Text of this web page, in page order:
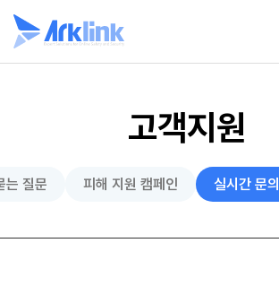
고객지원
는 질문 피해 지원 캠페인 실시간 문의